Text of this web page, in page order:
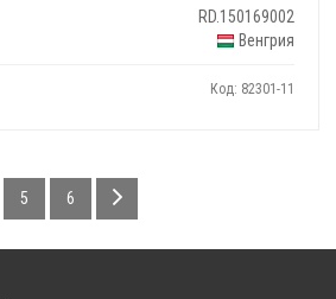
RD.150169002
Венгрия
Код: 82301-11
5 6